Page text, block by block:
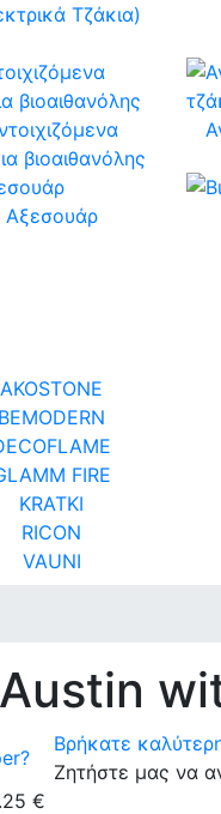
Τζάκια)
βιοαιθανόλης
Αξεσουάρ
AKOSTONE
BEMODERN
FIRE
KRATKI
RICON
VAUNI
Βρήκατε
Ζητήστε μας να
€